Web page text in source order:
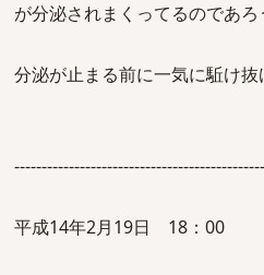
が分泌されまくってるのであろ
分泌が止まる前に一気に駈け抜
平成14年2月19日 18：00